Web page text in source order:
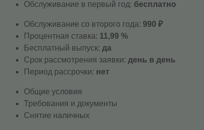
Обслуживание в первый год: бесплатно
Обслуживание со второго года: 990 ₽
Процентная ставка: 11,99 %
Бесплатный выпуск: да
Срок рассмотрения заявки: день в день
Период рассрочки: нет
Общие условия
Требования и документы
Снятие наличных